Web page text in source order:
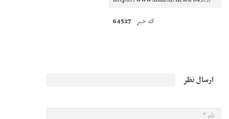
کد خبر 64527
ارسال نظر